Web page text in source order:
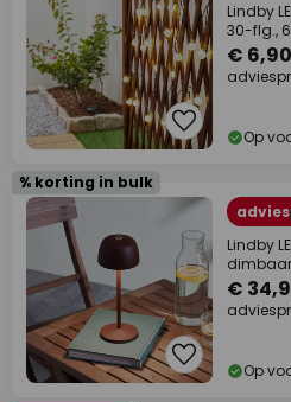
Lindby
30-flg.,
€ 6,90
Op
% korting in bulk
Lindby
€
Op